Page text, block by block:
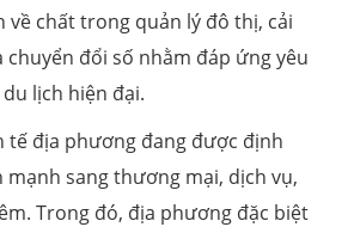
về chất trong quản lý đô thị, cải
chuyển đổi số nhằm đáp ứng yêu
lịch hiện đại.
tế địa phương đang được định
sang thương mại, dịch vụ,
Trong đó, địa phương đặc biệt